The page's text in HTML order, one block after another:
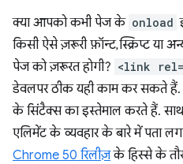
क्या आपको कभी पेज के onload
किसी ऐसे ज़रूरी फ़ॉन्ट, स्क्रिप्ट या
पेज को ज़रूरत होगी? <link
डेवलपर ठीक यही काम कर सकते
के सिंटैक्स का इस्तेमाल करते हैं. साथ
एलिमेंट के व्यवहार के बारे में पता
Chrome 50 रिलीज़के हिस्से के तौर